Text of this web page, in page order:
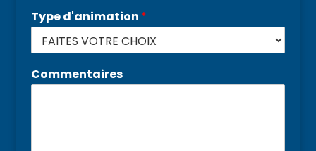
Type d'animation *
Commentaires